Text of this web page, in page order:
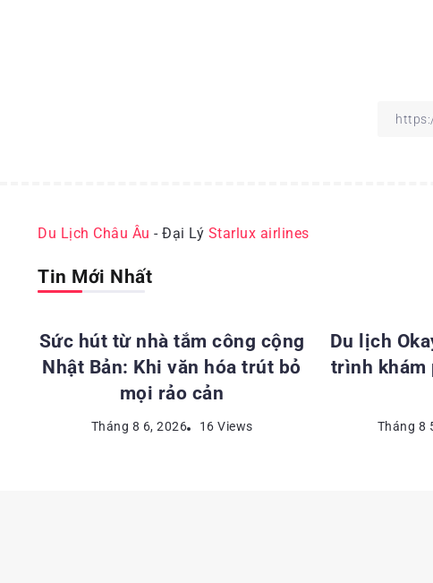
Du Lịch Châu Âu - Đại Lý Starlux airlines
Tin Mới Nhất
ĐỊA ĐIỂM DU LỊCH NHẬT BẢN
Sức hút từ nhà tắm công cộng
Nhật Bản: Khi văn hóa trút bỏ
mọi rảo cản
Tháng 8 6, 2026 16 Views
Du lịch
trình khám
Tháng 8